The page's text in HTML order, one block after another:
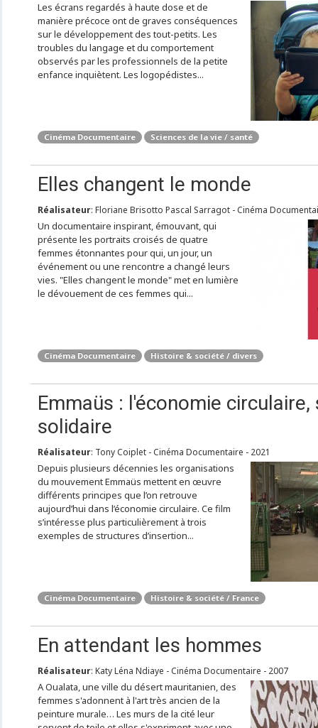
Les écrans regardés à haute dose et de
manière précoce ont de graves conséquences
sur le développement des tout-petits. Les
troubles du langage et du comportement
observés par les professionnels de la petite
enfance inquiètent. Les logopédistes...
Cinéma Documentaire Sciences de la vie / santé
Elles changent le monde
Réalisateur: Floriane Brisotto Pascal Sarragot - Cinéma
Un documentaire inspirant, émouvant, qui
présente les portraits croisés de quatre
femmes étonnantes pour qui, un jour, un
événement ou une rencontre a changé leurs
vies. "Elles changent le monde" met en lumière
le dévouement de ces femmes qui...
Cinéma Documentaire Histoire & société / divers
Emmaüs : l'économie
solidaire
Réalisateur: Tony Coiplet - Cinéma Documentaire - 2021
Depuis plusieurs décennies les organisations
du mouvement Emmaüs mettent en œuvre
différents principes que l’on retrouve
aujourd’hui dans l’économie circulaire. Ce film
s’intéresse plus particulièrement à trois
exemples de structures d’insertion...
Cinéma Documentaire Histoire & société / France
En attendant les hommes
Réalisateur: Katy Léna Ndiaye - Cinéma Documentaire - 2007
A Oualata, une ville du désert mauritanien, des
femmes s'adonnent à l'art très ancien de la
peinture murale… Les murs de la cité leur